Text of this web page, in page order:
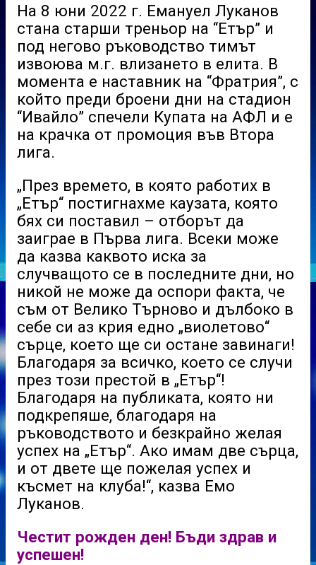
На 8 юни 2022 г. Емануел Луканов
стана старши треньор на “Етър” и
под негово ръководство тимът
извоюва м.г. влизането в елита. В
момента е наставник на “Фратрия”, с
който преди броени дни на стадион
“Ивайло” спечели Купата на АФЛ и е
на крачка от промоция във Втора
лига.
„През времето, в която работих в
„Етър“ постигнахме каузата, която
бях си поставил – отборът да
заиграе в Първа лига. Всеки може
да казва каквото иска за
случващото се в последните дни, но
никой не може да оспори факта, че
съм от Велико Търново и дълбоко в
себе си аз крия едно „виолетово“
сърце, което ще си остане завинаги!
Благодаря за всичко, което се случи
през този престой в „Етър“!
Благодаря на публиката, която ни
подкрепяше, благодаря на
ръководството и безкрайно желая
успех на „Етър“. Ако имам две сърца,
и от двете ще пожелая успех и
късмет на клуба!“, казва Емо
Луканов.
Честит рожден ден! Бъди здрав и
успешен!